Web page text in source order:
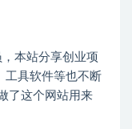
本站分享创业项
工具软件等也不断
了这个网站用来